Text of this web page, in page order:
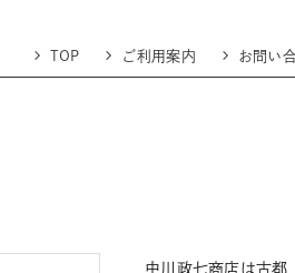
TOP ご利用案内 お問い
中川政七商店は古都